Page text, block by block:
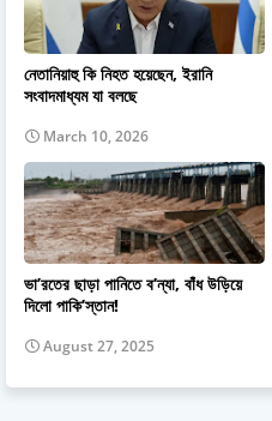
নেতানিয়াহু কি নিহত হয়েছেন, ইরানি
সংবাদমাধ্যম যা বলছে
March 10, 2026
ভা’রতের ছাড়া পানিতে ব’ন্যা, বাঁধ উড়িয়ে
দিলো পাকি’স্তান!
August 27, 2025